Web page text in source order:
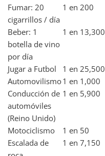
Fumar: 20
cigarrillos / día
1 en 200
Beber: 1
botella de vino
por día
1 en 13,300
Jugar a Futbol
1 en 25,500
Automovilismo1 en 1,000
Conducción de
automóviles
(Reino Unido)
1 en 5,900
Motociclismo
1 en 50
Escalada de
1 en 7,150